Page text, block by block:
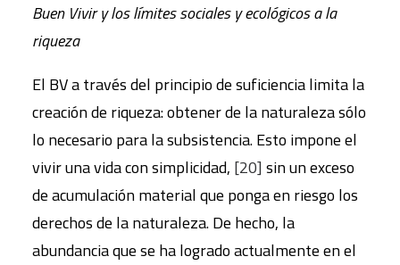
Buen Vivir y los límites sociales y ecológicos a la
riqueza
El BV a través del principio de suficiencia limita la
creación de riqueza: obtener de la naturaleza sólo
lo necesario para la subsistencia. Esto impone el
vivir una vida con simplicidad, [20] sin un exceso
de acumulación material que ponga en riesgo los
derechos de la naturaleza. De hecho, la
abundancia que se ha logrado actualmente en el